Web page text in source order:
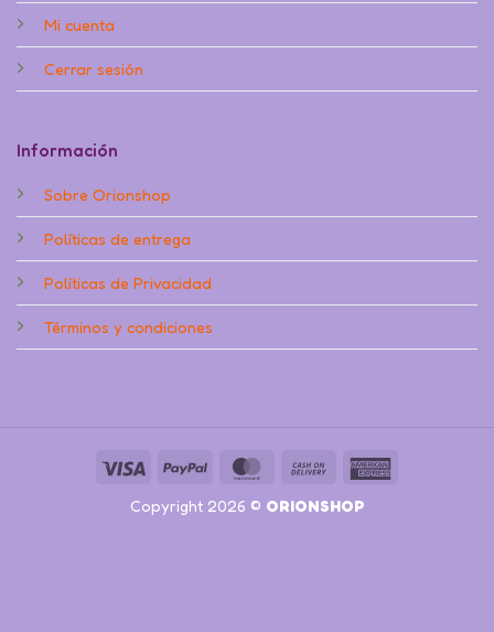
Mi cuenta
Cerrar sesión
Información
Sobre Orionshop
Políticas de entrega
Políticas de Privacidad
Términos y condiciones
Visa PayPal MasterCard
Cash
Delivery
Copyright 2026 © ORIONSHOP